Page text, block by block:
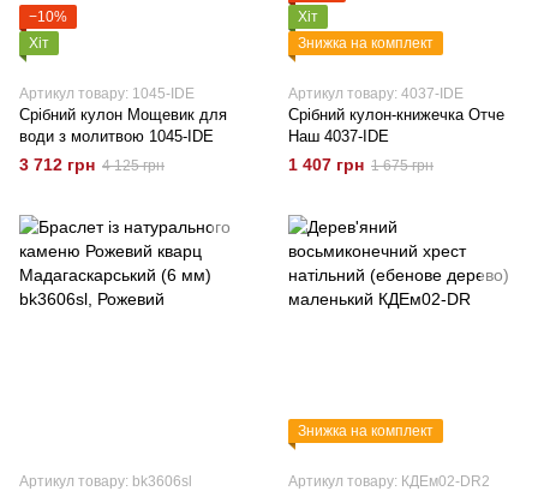
−10%
Хіт
Артикул товару: 1045-IDE
Срібний кулон Мощевик для
води з молитвою 1045-IDE
3 712 грн 4 125 грн
Хіт
Знижка на комплект
Артикул товару: 4037-IDE
Срібний кулон-книжечка Отче
Наш 4037-IDE
1 407 грн 1 675 грн
Артикул товару: bk3606sl
Знижка на комплект
Артикул товару: КДЕм02-DR2